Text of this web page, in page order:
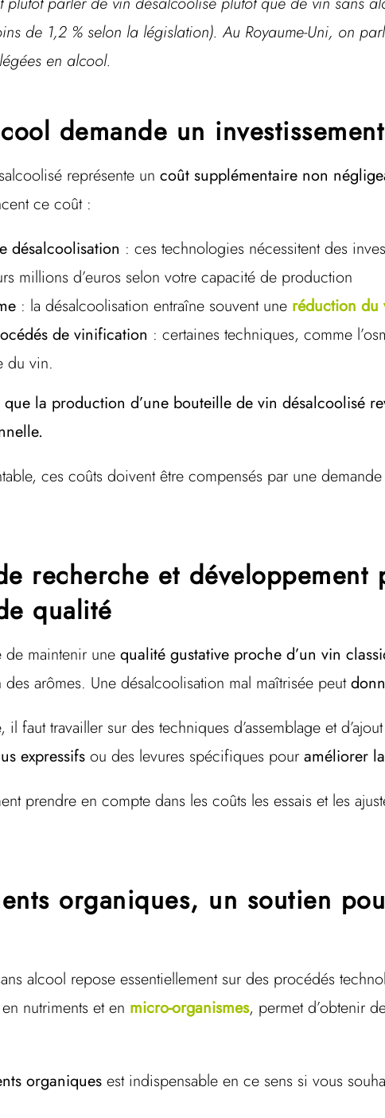
de 1,2 % selon la législation). Au Royaume-Uni, on
en alcool.
demande un
représente un coût supplémentaire non
ce coût :
désalcoolisation : ces technologies nécessitent des
millions d’euros selon votre capacité de production
: la désalcoolisation entraîne souvent une réduction
de vinification : certaines techniques, comme
du vin.
la production d’une bouteille de vin désalcoolisé
ces coûts doivent être compensés par une
recherche et
qualité
maintenir une qualité gustative proche d’un vin
arômes. Une désalcoolisation mal maîtrisée peut
faut travailler sur des techniques d’assemblage et
expressifs ou des levures spécifiques pour améliorer
prendre en compte dans les coûts les essais et les
organiques, un soutien
alcool repose essentiellement sur des procédés
nutriments et en micro-organismes, permet d’obtenir
organiques est indispensable en ce sens si vous